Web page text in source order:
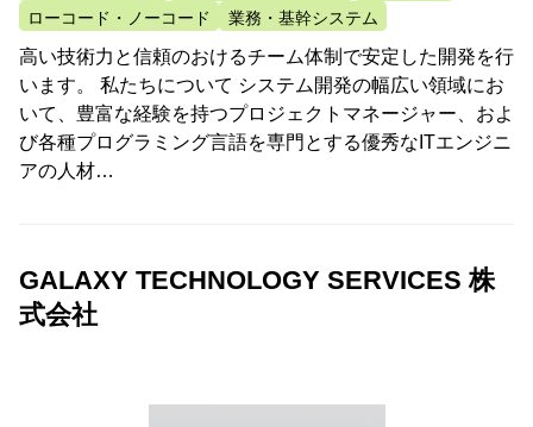
ローコード・ノーコード
業務・基幹システム
高い技術力と信頼のおけるチーム体制で安定した開発を行
います。 私たちについて システム開発の幅広い領域にお
いて、豊富な経験を持つプロジェクトマネージャー、およ
び各種プログラミング言語を専門とする優秀なITエンジニ
アの人材…
GALAXY TECHNOLOGY SERVICES 株
式会社